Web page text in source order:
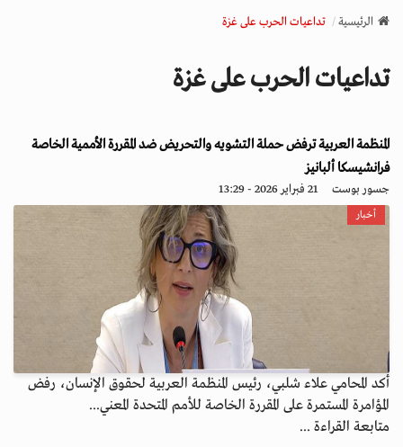
v
a
o
n
الرئيسية تداعيات الحرب على غزة
تداعيات الحرب على غزة
المنظمة العربية ترفض حملة التشويه والتحريض ضد المقررة الأممية الخاصة
فرانشيسكا ألبانيز
جسور بوست 21 فبراير 2026 - 13:29
أخبار
أكد المحامي علاء شلبي، رئيس المنظمة العربية لحقوق الإنسان، رفض
المؤامرة المستمرة على المقررة الخاصة للأمم المتحدة المعني...
متابعة القراءة ...